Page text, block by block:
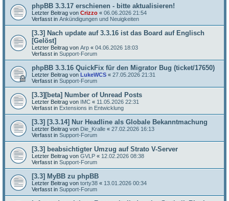
phpBB 3.3.17 erschienen - bitte aktualisieren!
Letzter Beitrag von Crizzo « 06.06.2026 21:54
Verfasst in Ankündigungen und Neuigkeiten
[3.3] Nach update auf 3.3.16 ist das Board auf Englisch
[Gelöst]
Letzter Beitrag von Arp « 04.06.2026 18:03
Verfasst in Support-Forum
phpBB 3.3.16 QuickFix für den Migrator Bug (ticket/17650)
Letzter Beitrag von LukeWCS « 27.05.2026 21:31
Verfasst in Support-Forum
[3.3][beta] Number of Unread Posts
Letzter Beitrag von IMC « 11.05.2026 22:31
Verfasst in Extensions in Entwicklung
[3.3] [3.3.14] Nur Headline als Globale Bekanntmachung
Letzter Beitrag von Die_Kralle « 27.02.2026 16:13
Verfasst in Support-Forum
[3.3] beabsichtigter Umzug auf Strato V-Server
Letzter Beitrag von GVLP « 12.02.2026 08:38
Verfasst in Support-Forum
[3.3] MyBB zu phpBB
Letzter Beitrag von torty38 « 13.01.2026 00:34
Verfasst in Support-Forum